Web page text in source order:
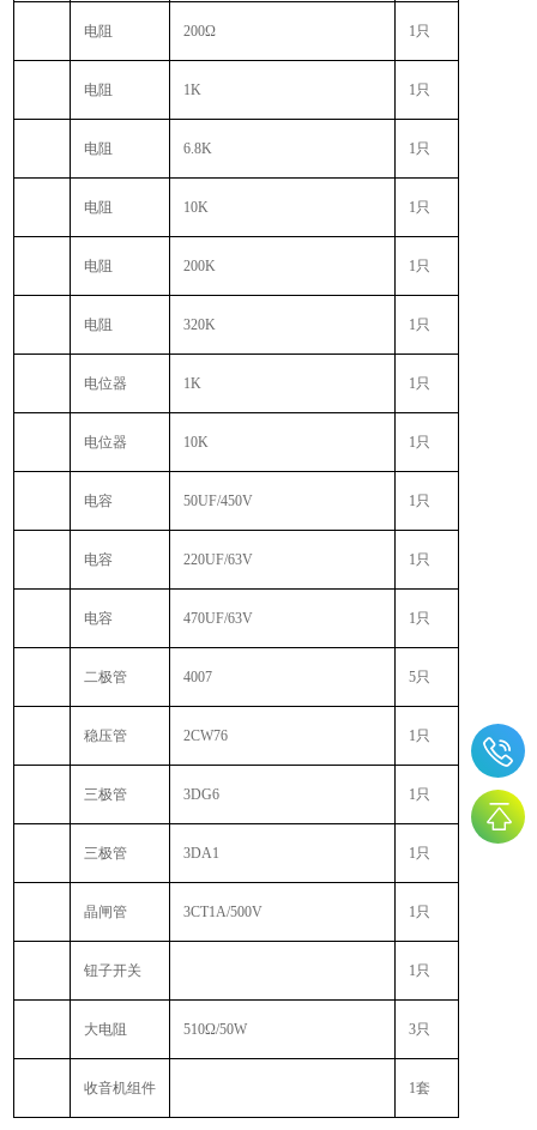
电阻 200Ω 1只
电阻 1K 1只
电阻 6.8K 1只
电阻 10K 1只
电阻 200K 1只
电阻 320K 1只
电位器 1K 1只
电位器 10K 1只
电容 50UF/450V 1只
电容 220UF/63V 1只
电容 470UF/63V 1只
二极管 4007 5只
稳压管 2CW76 1只
三极管 3DG6 1只
三极管 3DA1 1只
晶闸管 3CT1A/500V 1只
钮子开关 1只
大电阻 510Ω/50W 3只
收音机组件 1套